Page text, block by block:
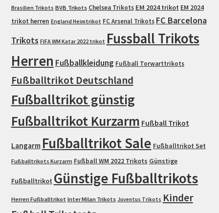
Brasilien Trikots BVB Trikots Chelsea Trikots EM 2024 trikot EM 2024
trikot herren England Heimtrikot FC Arsenal Trikots FC Barcelona
Trikots FIFA WM Katar 2022 trikot Fussball Trikots
Herren Fußballkleidung Fußball Torwarttrikots
Fußballtrikot Deutschland
Fußballtrikot günstig
Fußballtrikot Kurzarm Fußball Trikot
Langarm Fußballtrikot Sale Fußballtrikot Set
Fußballtrikots Kurzarm Fußball WM 2022 Trikots Günstige
Fußballtrikot Günstige Fußballtrikots
Herren Fußballtrikot Inter Milan Trikots Juventus Trikots Kinder